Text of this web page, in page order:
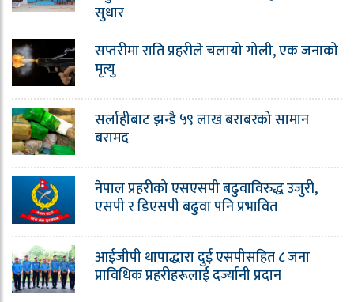
सुधार
सप्तरीमा राति प्रहरीले चलायो गोली, एक जनाको
मृत्यु
सर्लाहीबाट झन्डै ५९ लाख बराबरको सामान
बरामद
नेपाल प्रहरीको एसएसपी बढुवाविरुद्ध उजुरी,
एसपी र डिएसपी बढुवा पनि प्रभावित
आईजीपी थापाद्धारा दुई एसपीसहित ८ जना
प्राविधिक प्रहरीहरूलाई दर्ज्यानी प्रदान